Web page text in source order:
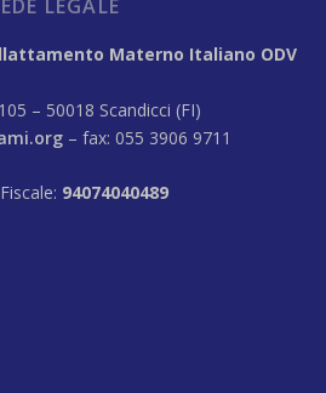
LEGALE
Materno Italiano ODV
– 50018 Scandicci (FI)
– fax: 055 3906 9711
94074040489